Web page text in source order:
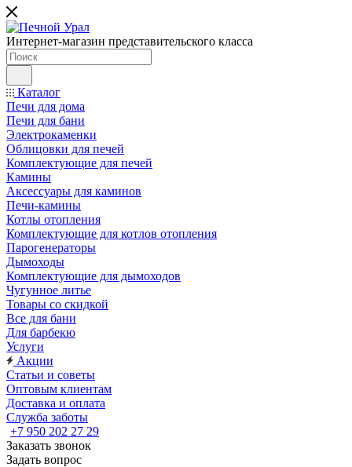
Интернет-магазин представительского класса
Каталог
Печи для дома
Печи для бани
Электрокаменки
Облицовки для печей
Комплектующие для печей
Камины
Аксессуары для каминов
Печи-камины
Котлы отопления
Комплектующие для котлов отопления
Парогенераторы
Дымоходы
Комплектующие для дымоходов
Чугунное литье
Товары со скидкой
Все для бани
Для барбекю
Услуги
Акции
Статьи и советы
Оптовым клиентам
Доставка и оплата
Служба заботы
+7 950 202 27 29
Заказать звонок
Задать вопрос